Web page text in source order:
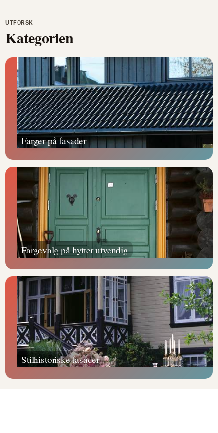
UTFORSK
Kategorien
Farger på fasader
Fargevalg på hytter utvendig
Stilhistoriske fasader